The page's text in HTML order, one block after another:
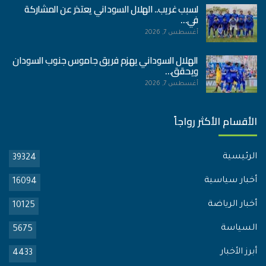
لسبب غريب.. الهلال السوداني يعتذر عن المشاركة
في…
أغسطس 7, 2026
الهلال السوداني يهزم فريق جاموس جنوب السودان
ويحقق…
أغسطس 7, 2026
الأقسام الأكثر رواجاً
الرئيسية 39324
أخبار سياسية 16094
أخبار الرياضة 10125
السياسة 5675
أبرز الأخبار 4433